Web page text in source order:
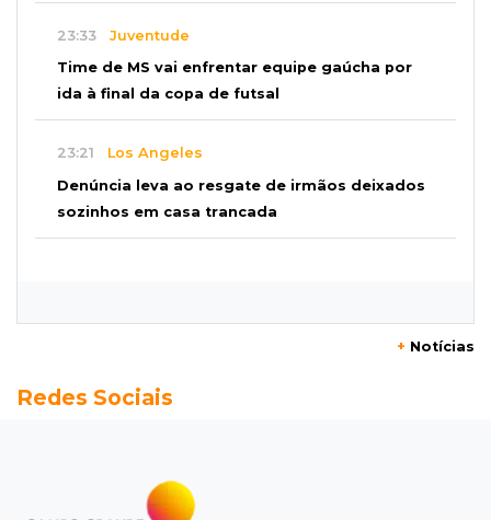
23:33 Juventude
Time de MS vai enfrentar equipe gaúcha por
ida à final da copa de futsal
23:21 Los Angeles
Denúncia leva ao resgate de irmãos deixados
sozinhos em casa trancada
formação de ciclone bomba
23:00Ideb
Chapadão do Sul
+ Notícias
Redes Sociais